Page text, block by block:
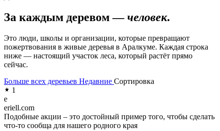
За каждым деревом —человек.
Это люди, школы и организации, которые превращают
пожертвования в живые деревья в Аралкуме. Каждая строка
ниже — настоящий участок леса, который растёт прямо
сейчас.
Больше всех деревьев Недавние Сортировка
1
e
eriell.com
Подобные акции – это достойный пример того, чтобы сделать
что-то сообща для нашего родного края